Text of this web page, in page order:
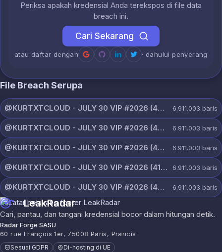
Periksa apakah kredensial Anda terekspos di file data
breach ini.
Cari Sekarang
atau daftar dengan · dahului penyerang
File Breach Serupa
@KURTXTCLOUD - JULY 30 VIP #2026 (44).txt 6.911.003 baris
@KURTXTCLOUD - JULY 30 VIP #2026 (43).txt 6.911.003 baris
@KURTXTCLOUD - JULY 30 VIP #2026 (42).txt 6.911.003 baris
@KURTXTCLOUD - JULY 30 VIP #2026 (41).txt 6.911.003 baris
@KURTXTCLOUD - JULY 30 VIP #2026 (40).txt 6.911.003 baris
LeakRadar
Cari, pantau, dan tangani kredensial bocor dalam hitungan detik.
Radar Forge SASU
60 rue François 1er, 75008 Paris, Prancis
Sesuai GDPR Di-hosting di UE